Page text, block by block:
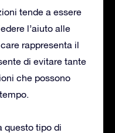
tende a essere
l’aiuto alle
rappresenta il
di evitare tante
che possono
questo tipo di